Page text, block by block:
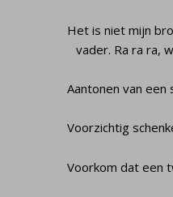
Het is niet mijn
vader. Ra ra ra,
Aantonen van een
Voorzichtig
Voorkom dat een